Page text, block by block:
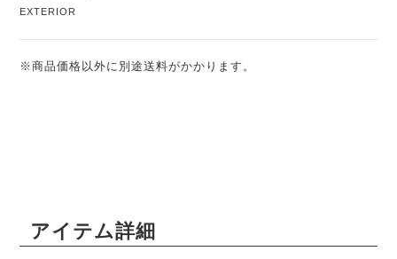
EXTERIOR
※商品価格以外に別途送料がかかります。
アイテム詳細